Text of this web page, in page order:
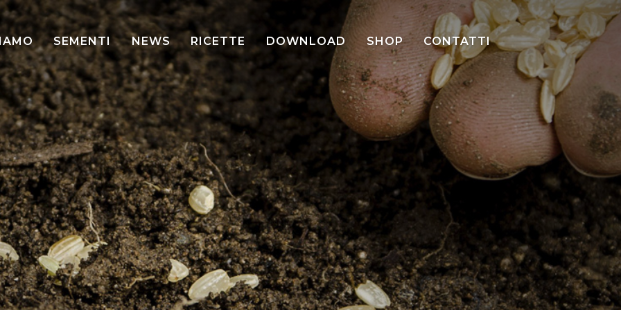
SEMENTI NEWS RICETTE DOWNLOAD SHOP CONTATTI